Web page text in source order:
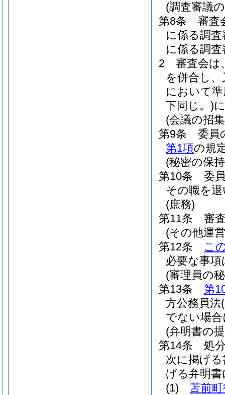
(調査審議
第8条
審査
に係る調
に係る調
2
審査会は
を併合し
において
下同じ。)
(会議の招
第9条
委員
第1項の規
(秘密の保
第10条
委
その職を
(庶務)
第11条
審
(その他運
第12条
こ
必要な事
(審理員の
第13条
第
方公務員法
でない場
(弁明書の
第14条
処
次に掲げ
げる弁明
(1)
苫前